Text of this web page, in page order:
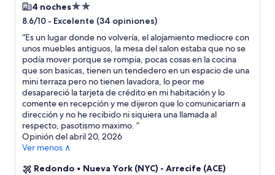
4 nochesPropiedad
de
2.0
estrellas
8.6/10 - Excelente (34 opiniones)
“Es un lugar donde no volvería, el alojamiento mediocre con
unos muebles antiguos, la mesa del salon estaba que no se
podía mover porque se rompia, pocas cosas en la cocina
que son basicas, tienen un tendedero en un espacio de una
mini terraza pero no tienen lavadora, lo peor me
desapareció la tarjeta de crédito en mi habitación y lo
comente en recepción y me dijeron que lo comunicariarn a
dirección y no he recibido ni siquiera una llamada al
respecto, pasotismo maximo. ”
Opinión del abril 20, 2026
Ver menos ∧
Redondo • Nueva York (NYC) - Arrecife (ACE)